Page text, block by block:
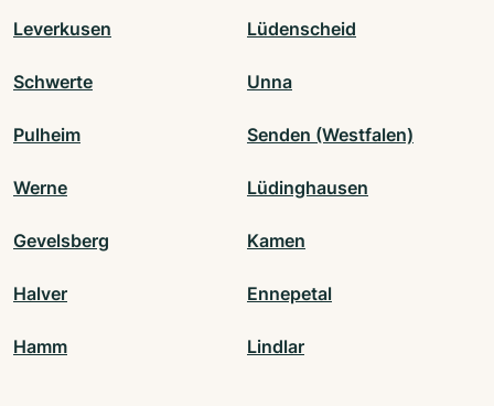
Leverkusen Lüdenscheid
Schwerte Unna
Pulheim Senden (Westfalen)
Werne Lüdinghausen
Gevelsberg Kamen
Halver Ennepetal
Hamm Lindlar